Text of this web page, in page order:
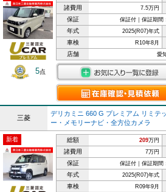
5点
諸費用 7.5万円
保証 保証付｜保証期間
年式 2025(R07)年式
車検 R10年8月
店舗 愛
三菱
デリカミニ 660 G プレミアム リミテ
ー・メモリーナビ・全方位カメラ
新着 総額 209万円
諸費用 7万円
保証 保証付｜保証期間
年式 2025(R07)年式
車検 R09年9月